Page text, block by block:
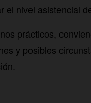
el nivel asistencial
prácticos,
y posibles